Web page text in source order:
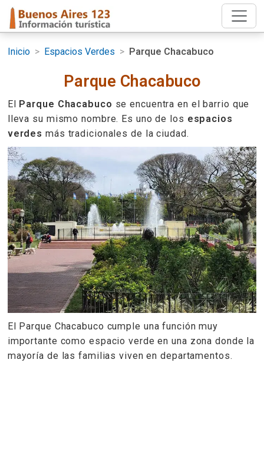
Inicio > Espacios Verdes > Parque Chacabuco
Parque Chacabuco
El Parque Chacabuco se encuentra en el barrio que
lleva su mismo nombre. Es uno de los espacios
verdes más tradicionales de la ciudad.
El Parque Chacabuco cumple una función muy
importante como espacio verde en una zona donde la
mayoría de las familias viven en departamentos.